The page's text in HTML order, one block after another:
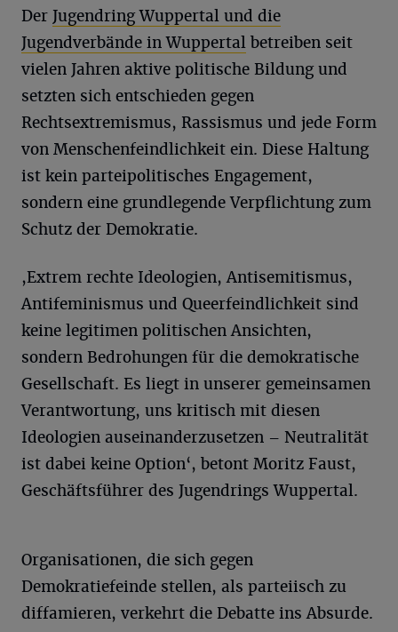
Der Jugendring Wuppertal und die
Jugendverbände in Wuppertal betreiben seit
vielen Jahren aktive politische Bildung und
setzten sich entschieden gegen
Rechtsextremismus, Rassismus und jede Form
von Menschenfeindlichkeit ein. Diese Haltung
ist kein parteipolitisches Engagement,
sondern eine grundlegende Verpflichtung zum
Schutz der Demokratie.
,Extrem rechte Ideologien, Antisemitismus,
Antifeminismus und Queerfeindlichkeit sind
keine legitimen politischen Ansichten,
sondern Bedrohungen für die demokratische
Gesellschaft. Es liegt in unserer gemeinsamen
Verantwortung, uns kritisch mit diesen
Ideologien auseinanderzusetzen – Neutralität
ist dabei keine Option‘, betont Moritz Faust,
Geschäftsführer des Jugendrings Wuppertal.
Organisationen, die sich gegen
Demokratiefeinde stellen, als parteiisch zu
diffamieren, verkehrt die Debatte ins Absurde.